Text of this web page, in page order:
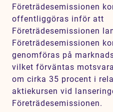
Företrädesemissionen
offentliggöras inför att
Företrädesemissionen
Företrädesemissionen
genomföras på
vilket förväntas
om cirka 35 procent i
aktiekursen vid
Företrädesemissionen.